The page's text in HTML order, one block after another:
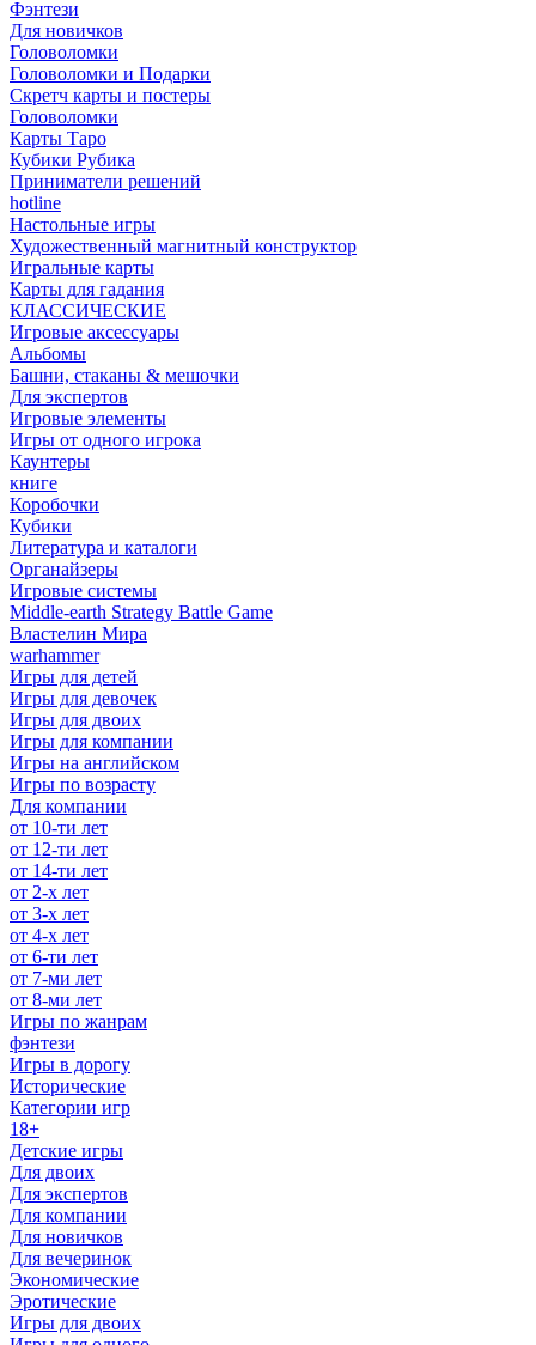
Фэнтези
Для новичков
Головоломки
Головоломки и Подарки
Cкретч карты и постеры
Головоломки
Карты Таро
Кубики Рубика
Приниматели решений
hotline
Настольные игры
Художественный магнитный конструктор
Игральные карты
Карты для гадания
КЛАССИЧЕСКИЕ
Игровые аксессуары
Альбомы
Башни, стаканы & мешочки
Для экспертов
Игровые элементы
Игры от одного игрока
Каунтеры
книге
Коробочки
Кубики
Литература и каталоги
Органайзеры
Игровые системы
Middle-earth Strategy Battle Game
Властелин Мира
warhammer
Игры для детей
Игры для девочек
Игры для двоих
Игры для компании
Игры на английском
Игры по возрасту
Для компании
от 10-ти лет
от 12-ти лет
от 14-ти лет
от 2-х лет
от 3-х лет
от 4-х лет
от 6-ти лет
от 7-ми лет
от 8-ми лет
Игры по жанрам
фэнтези
Игры в дорогу
Исторические
Категории игр
18+
Детские игры
Для двоих
Для экспертов
Для компании
Для новичков
Для вечеринок
Экономические
Эротические
Игры для двоих